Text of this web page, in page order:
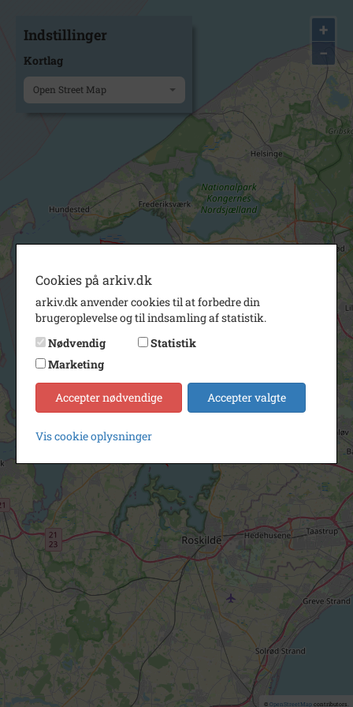
+
−
© OpenStreetMapcontributors.
Indstillinger
Kortlag
Open Street Map
Cookies på arkiv.dk
arkiv.dk anvender cookies til at forbedre din
brugeroplevelse og til indsamling af statistik.
Nødvendig
Statistik
Marketing
Accepter nødvendige Accepter valgte
Vis cookie oplysninger